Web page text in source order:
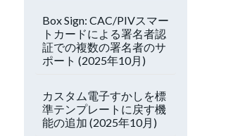
Box Sign: CAC/PIVスマー
トカードによる署名者認
証での複数の署名者のサ
ポート (2025年10月)
カスタム電子すかしを標
準テンプレートに戻す機
能の追加 (2025年10月)